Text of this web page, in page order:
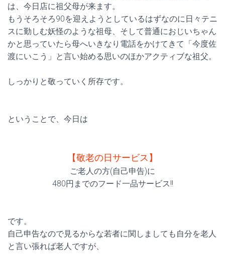
は、今日店に祖父母が来ます。
もうそろそろ90を迎えようとしているはずなのに日々テニ
スに勤しむ妖怪のような祖母、そして普通におじいちゃん
かと思っていたら母へいきなり電話をかけてきて「今度佐
渡にいこう」と言い始める思いのほかアクティブな祖父。
しっかりと敬っていく所存です。
ということで、今日は
【敬老の日サービス】
ご老人の方(自己申告)に
480円までのフード一品サービス!!
です。
自己申告なので見るからな若者に関しましても自分を老人
と言い張れば老人ですが、